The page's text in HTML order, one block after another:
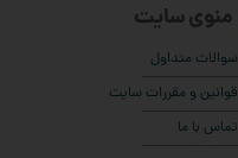
منوی سایت
سوالات متداول
قوانین و مقررات سایت
تماس با ما